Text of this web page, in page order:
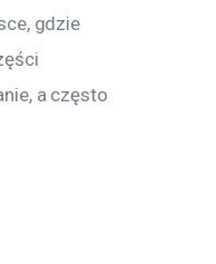
gdzie
a często